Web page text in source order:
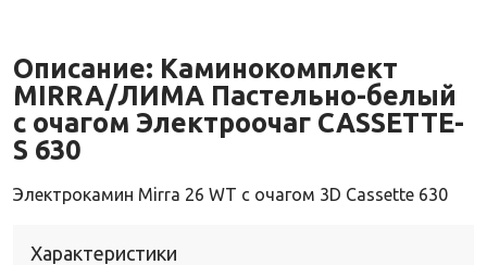
Описание: Каминокомплект
MIRRA/ЛИМА Пастельно-белый
с очагом Электроочаг CASSETTE-
S 630
Электрокамин Mirra 26 WT с очагом 3D Cassette 630
Характеристики